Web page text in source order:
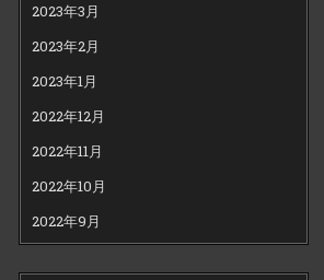
2023年3月
2023年2月
2023年1月
2022年12月
2022年11月
2022年10月
2022年9月